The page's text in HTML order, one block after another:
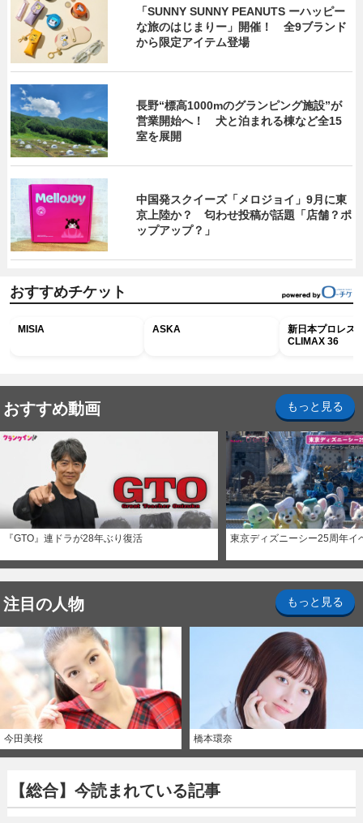
「SUNNY SUNNY PEANUTS ーハッピー
な旅のはじまりー」開催！ 全9ブランド
から限定アイテム登場
長野“標高1000mのグランピング施設”が
営業開始へ！ 犬と泊まれる棟など全15
室を展開
中国発スクイーズ「メロジョイ」9月に東
京上陸か？ 匂わせ投稿が話題「店舗？ポ
ップアップ？」
おすすめチケット
MISIA ASKA
新日本プロレス
CLIMAX 36
おすすめ動画 もっと見る
『GTO』連ドラが28年ぶり復活 東京ディズニーシー25周年イ
注目の人物 もっと見る
今田美桜 橋本環奈
【総合】今読まれている記事